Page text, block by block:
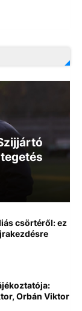
csörtéről: ez
Orbán Viktor